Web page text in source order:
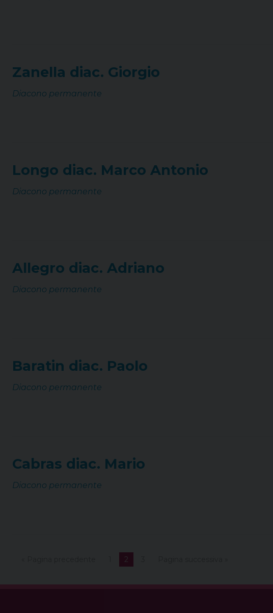
Zanella diac. Giorgio
Diacono permanente
Longo diac. Marco Antonio
Diacono permanente
Allegro diac. Adriano
Diacono permanente
Baratin diac. Paolo
Diacono permanente
Cabras diac. Mario
Diacono permanente
2